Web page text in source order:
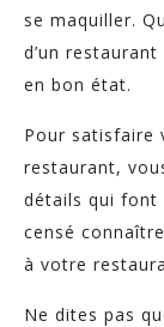
se maquiller.
d’un
en bon état.
Pour satisfaire
restaurant,
détails qui font
censé
à votre
Ne dites pas